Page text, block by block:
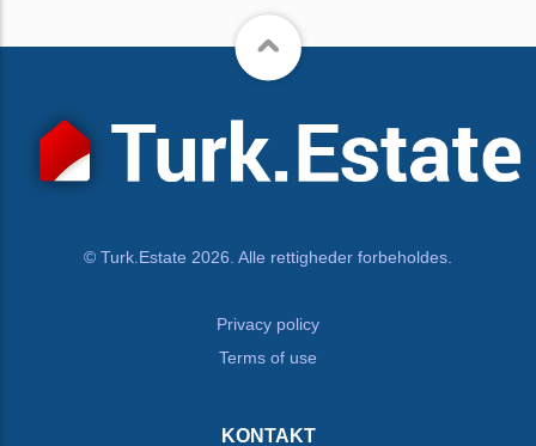
© Turk.Estate 2026. Alle rettigheder forbeholdes.
Privacy policy
Terms of use
KONTAKT